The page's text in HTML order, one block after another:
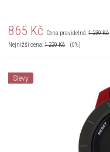
865 Kč Cena pravidelná:1 239Kč
Nejnižší cena:1 239Kč (0%)
Slevy